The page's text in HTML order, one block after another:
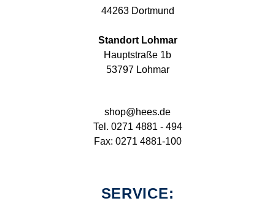
44263 Dortmund
Standort Lohmar
Hauptstraße 1b
53797 Lohmar
shop@hees.de
Tel. 0271 4881 - 494
Fax: 0271 4881-100
SERVICE: